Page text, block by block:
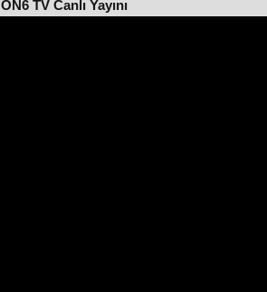
ON6 TV Canlı Yayını